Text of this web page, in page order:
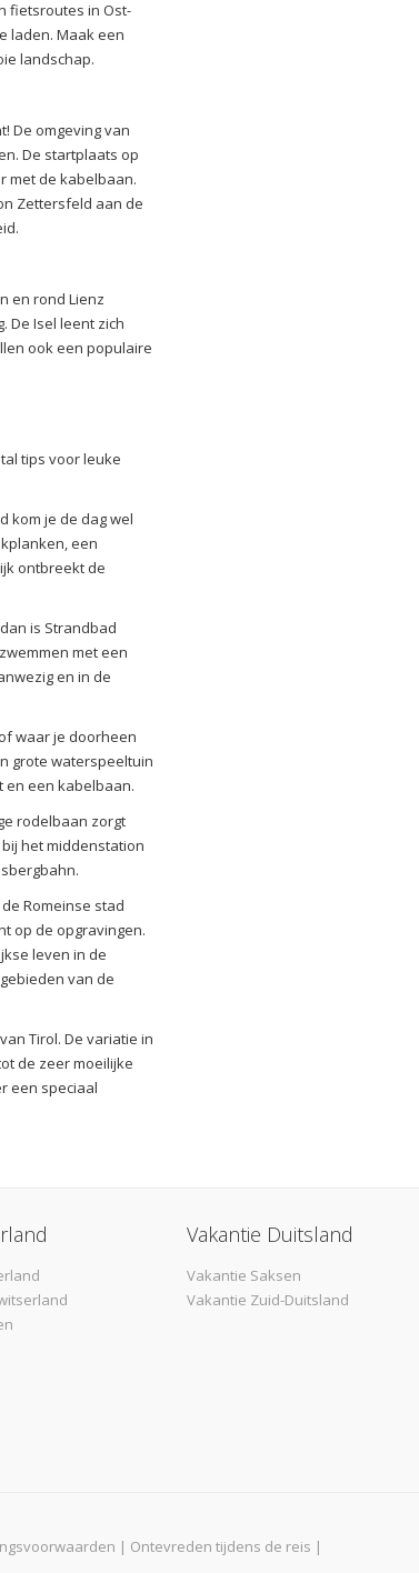
fietsroutes in Ost-
laden. Maak een
landschap.
De omgeving van
De startplaats op
met de kabelbaan.
Zettersfeld aan de
en rond Lienz
De Isel leent zich
ook een populaire
tips voor leuke
kom je de dag wel
een
ontbreekt de
is Strandbad
met een
en in de
waar je doorheen
grote waterspeeltuin
en een kabelbaan.
rodelbaan zorgt
het middenstation
Romeinse stad
op de opgravingen.
leven in de
van de
Tirol. De variatie in
de zeer moeilijke
een speciaal
Vakantie Duitsland
Vakantie Saksen
Vakantie Zuid-Duitsland
| Ontevreden tijdens de reis |